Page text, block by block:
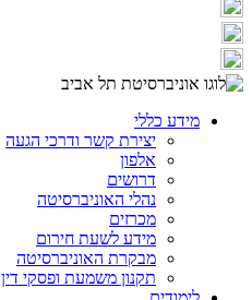
מידע כללי
יצירת קשר ודרכי הגעה
אלפון
דרושים
נהלי האוניברסיטה
מכרזים
מידע לשעת חירום
מבקרת האוניברסיטה
תקנון משמעת ופסקי דין